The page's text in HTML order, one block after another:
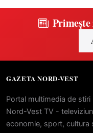
GAZETA NORD-VEST
Portal multimedia de
Nord-Vest TV -
economie, sport, cultura